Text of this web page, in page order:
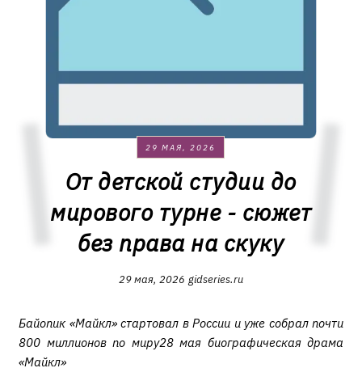
29 МАЯ, 2026
От детской студии до
мирового турне - сюжет
без права на скуку
29 мая, 2026 gidseries.ru
Байопик «Майкл» стартовал в России и уже собрал почти
800 миллионов по миру28 мая биографическая драма
«Майкл»